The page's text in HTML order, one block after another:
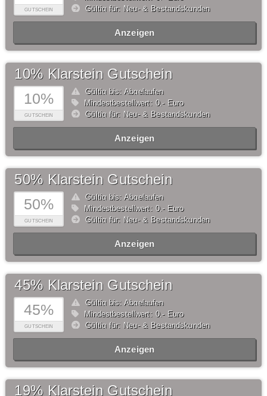
GUTSCHEIN
Gültig für: Neu- & Bestandskunden
Anzeigen
10%
GUTSCHEIN
10% Klarstein Gutschein
Gültig bis: Abgelaufen
Mindestbestellwert: 0,- Euro
Gültig für: Neu- & Bestandskunden
Anzeigen
50%
GUTSCHEIN
50% Klarstein Gutschein
Gültig bis: Abgelaufen
Mindestbestellwert: 0,- Euro
Gültig für: Neu- & Bestandskunden
Anzeigen
45%
GUTSCHEIN
45% Klarstein Gutschein
Gültig bis: Abgelaufen
Mindestbestellwert: 0,- Euro
Gültig für: Neu- & Bestandskunden
Anzeigen
19% Klarstein Gutschein